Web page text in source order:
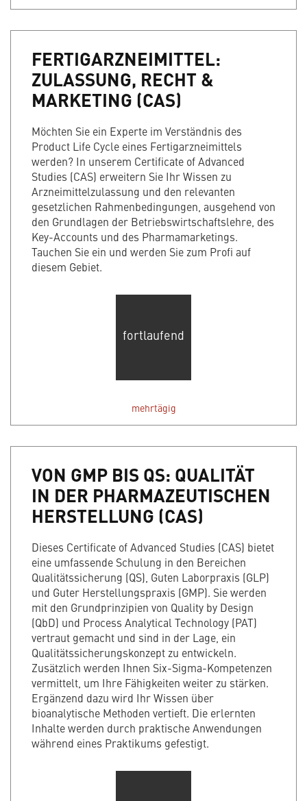
FERTIGARZNEIMITTEL:
ZULASSUNG, RECHT &
MARKETING (CAS)
Möchten Sie ein Experte im Verständnis des
Product Life Cycle eines Fertigarzneimittels
werden? In unserem Certificate of Advanced
Studies (CAS) erweitern Sie Ihr Wissen zu
Arzneimittelzulassung und den relevanten
gesetzlichen Rahmenbedingungen, ausgehend von
den Grundlagen der Betriebswirtschaftslehre, des
Key-Accounts und des Pharmamarketings.
Tauchen Sie ein und werden Sie zum Profi auf
diesem Gebiet.
fortlaufend
mehrtägig
VON GMP BIS QS: QUALITÄT
IN DER PHARMAZEUTISCHEN
HERSTELLUNG (CAS)
Dieses Certificate of Advanced Studies (CAS) bietet
eine umfassende Schulung in den Bereichen
Qualitätssicherung (QS), Guten Laborpraxis (GLP)
und Guter Herstellungspraxis (GMP). Sie werden
mit den Grundprinzipien von Quality by Design
(QbD) und Process Analytical Technology (PAT)
vertraut gemacht und sind in der Lage, ein
Qualitätssicherungskonzept zu entwickeln.
Zusätzlich werden Ihnen Six-Sigma-Kompetenzen
vermittelt, um Ihre Fähigkeiten weiter zu stärken.
Ergänzend dazu wird Ihr Wissen über
bioanalytische Methoden vertieft. Die erlernten
Inhalte werden durch praktische Anwendungen
während eines Praktikums gefestigt.